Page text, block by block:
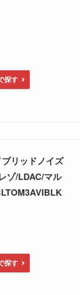
探す
リッドノイズ
ゾ/LDAC/マル
探す